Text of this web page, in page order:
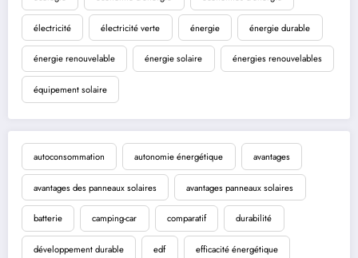
électricité électricité verte énergie énergie durable
énergie renouvelable énergie solaire énergies renouvelables
équipement solaire
autoconsommation autonomie énergétique avantages
avantages des panneaux solaires avantages panneaux solaires
batterie camping-car comparatif durabilité
développement durable edf efficacité énergétique